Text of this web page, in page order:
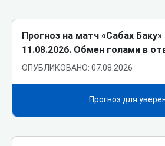
Прогноз на матч «Сабах
11.08.2026. Обмен голами в
ОПУБЛИКОВАНО: 07.08.2026
Прогноз для